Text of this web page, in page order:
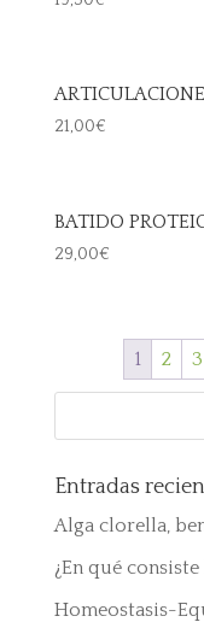
21,00€
BATIDO
29,00€
1 2 3
Entradas
Alga clorella,
¿En qué
Homeostasis-